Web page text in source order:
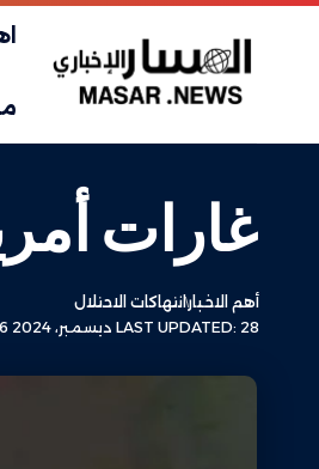
غارات
LAST UPDATED: 28 ديسمبر، 2024 7:26 ص
أهم الاخبارانتهاكات الاحتلال